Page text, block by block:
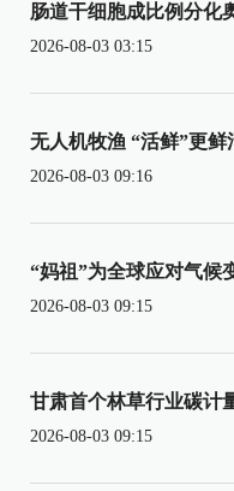
肠道干细胞成比例分化
2026-08-03 03:15
无人机牧渔 “活鲜”更鲜
2026-08-03 09:16
“妈祖”为全球应对气候
2026-08-03 09:15
甘肃首个林草行业碳计
2026-08-03 09:15